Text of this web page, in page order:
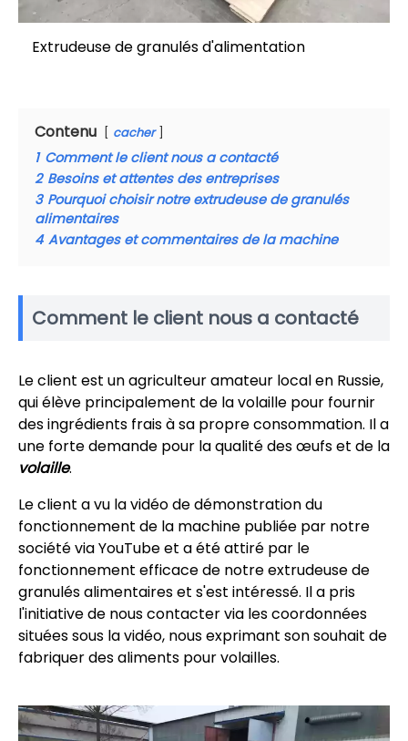
Extrudeuse de granulés d'alimentation
Contenu cacher
1 Comment le client nous a contacté
2 Besoins et attentes des entreprises
3 Pourquoi choisir notre extrudeuse de granulés
alimentaires
4 Avantages et commentaires de la machine
Comment le client nous a contacté
Le client est un agriculteur amateur local en Russie,
qui élève principalement de la volaille pour fournir
des ingrédients frais à sa propre consommation. Il a
une forte demande pour la qualité des œufs et de la
volaille.
Le client a vu la vidéo de démonstration du
fonctionnement de la machine publiée par notre
société via YouTube et a été attiré par le
fonctionnement efficace de notre extrudeuse de
granulés alimentaires et s'est intéressé. Il a pris
l'initiative de nous contacter via les coordonnées
situées sous la vidéo, nous exprimant son souhait de
fabriquer des aliments pour volailles.